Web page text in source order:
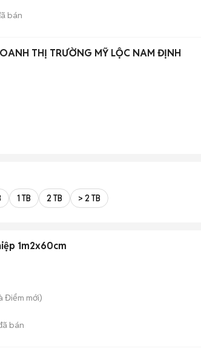
bán
THỊ TRƯỜNG MỸ LỘC NAM ĐỊNH
1 TB 2 TB > 2 TB
1m2x60cm
Điểm mới)
bán